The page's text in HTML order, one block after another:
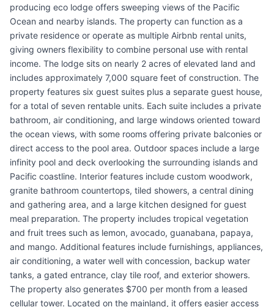
producing eco lodge offers sweeping views of the Pacific
Ocean and nearby islands. The property can function as a
private residence or operate as multiple Airbnb rental units,
giving owners flexibility to combine personal use with rental
income. The lodge sits on nearly 2 acres of elevated land and
includes approximately 7,000 square feet of construction. The
property features six guest suites plus a separate guest house,
for a total of seven rentable units. Each suite includes a private
bathroom, air conditioning, and large windows oriented toward
the ocean views, with some rooms offering private balconies or
direct access to the pool area. Outdoor spaces include a large
infinity pool and deck overlooking the surrounding islands and
Pacific coastline. Interior features include custom woodwork,
granite bathroom countertops, tiled showers, a central dining
and gathering area, and a large kitchen designed for guest
meal preparation. The property includes tropical vegetation
and fruit trees such as lemon, avocado, guanabana, papaya,
and mango. Additional features include furnishings, appliances,
air conditioning, a water well with concession, backup water
tanks, a gated entrance, clay tile roof, and exterior showers.
The property also generates $700 per month from a leased
cellular tower. Located on the mainland, it offers easier access